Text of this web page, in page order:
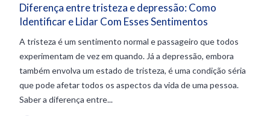
Diferença entre tristeza e depressão: Como
Identificar e Lidar Com Esses Sentimentos
A tristeza é um sentimento normal e passageiro que todos
experimentam de vez em quando. Já a depressão, embora
também envolva um estado de tristeza, é uma condição séria
que pode afetar todos os aspectos da vida de uma pessoa.
Saber a diferença entre...